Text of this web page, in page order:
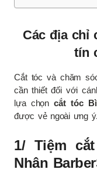
Các địa chỉ
tín
Cắt tóc và chăm
cần thiết đối với
lựa chọncắt tóc
được vẻ ngoài ưng ý.
1/ Tiệm
Nhân